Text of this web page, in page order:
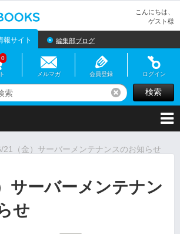
こんにちは、
ゲスト様
報サイト 編集部ブログ
0
メルマガ 会員登録 ログイン
リセット検索
21（金）サーバーメンテナンスのお知らせ
サーバーメンテナン
せ